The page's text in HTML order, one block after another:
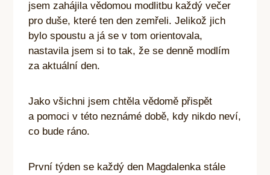
jsem zahájila vědomou modlitbu každý večer
pro duše, které ten den zemřeli. Jelikož jich
bylo spoustu a já se v tom orientovala,
nastavila jsem si to tak, že se denně modlím
za aktuální den.
Jako všichni jsem chtěla vědomě přispět
a pomoci v této neznámé době, kdy nikdo neví,
co bude ráno.
První týden se každý den Magdalenka stále